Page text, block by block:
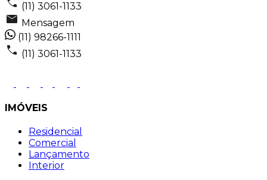
(11) 3061-1133
Mensagem
(11) 98266-1111
(11) 3061-1133
IMÓVEIS
Residencial
Comercial
Lançamento
Interior